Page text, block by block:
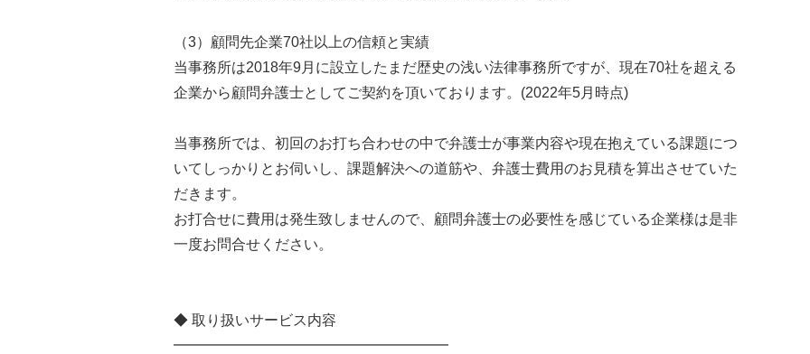
（3）顧問先企業70社以上の信頼と実績
当事務所は2018年9月に設立したまだ歴史の浅い法律事務所ですが、現在70社を超える
企業から顧問弁護士としてご契約を頂いております。(2022年5月時点)
当事務所では、初回のお打ち合わせの中で弁護士が事業内容や現在抱えている課題につ
いてしっかりとお伺いし、課題解決への道筋や、弁護士費用のお見積を算出させていた
だきます。
お打合せに費用は発生致しませんので、顧問弁護士の必要性を感じている企業様は是非
一度お問合せください。
◆ 取り扱いサービス内容
━━━━━━━━━━━━━━━━━━━